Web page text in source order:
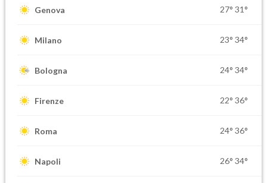
Genova 27° 31°
Milano 23° 34°
Bologna 24° 34°
Firenze 22° 36°
Roma 24° 36°
Napoli 26° 34°